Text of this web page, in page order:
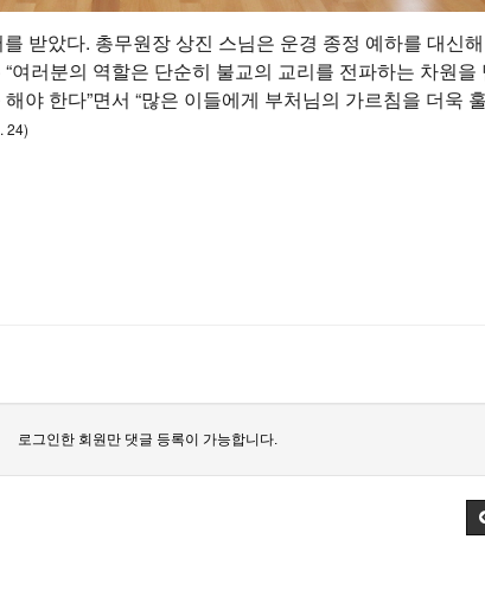
받았다. 총무원장 상진 스님은 운경 종정 예하를 대신
여러분의 역할은 단순히 불교의 교리를 전파하는 차원을
야 한다”면서 “많은 이들에게 부처님의 가르침을 더욱
24)
로그인한 회원만 댓글 등록이 가능합니다.